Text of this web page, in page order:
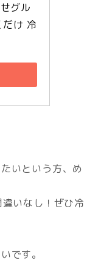
グル
け 冷
いという方、め
いなし！ぜひ冷
です。